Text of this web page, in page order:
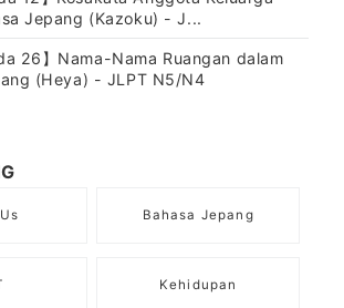
Jepang (Kazoku) - J...
26】Nama-Nama Ruangan dalam
(Heya) - JLPT N5/N4
Bahasa Jepang
Kehidupan